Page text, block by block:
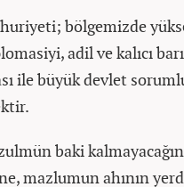
bölgemizde
adil ve kalıcı
ile büyük devlet
baki
mazlumun ahının